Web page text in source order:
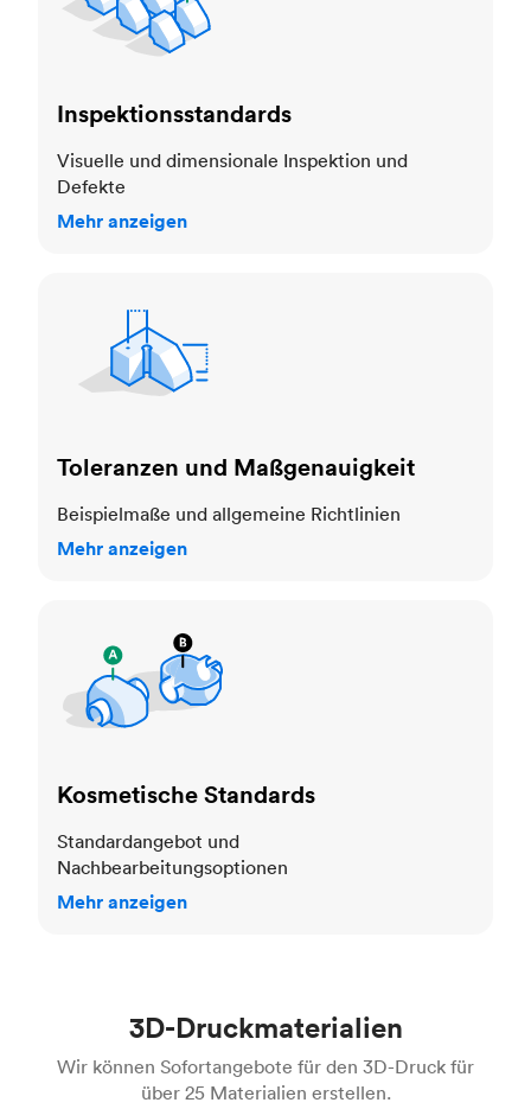
Inspektionsstandards
Visuelle und dimensionale Inspektion und
Defekte
Mehr anzeigen
Toleranzen und Maßgenauigkeit
Beispielmaße und allgemeine Richtlinien
Mehr anzeigen
Kosmetische Standards
Standardangebot und
Nachbearbeitungsoptionen
Mehr anzeigen
3D-Druckmaterialien
Wir können Sofortangebote für den 3D-Druck für
über 25 Materialien erstellen.